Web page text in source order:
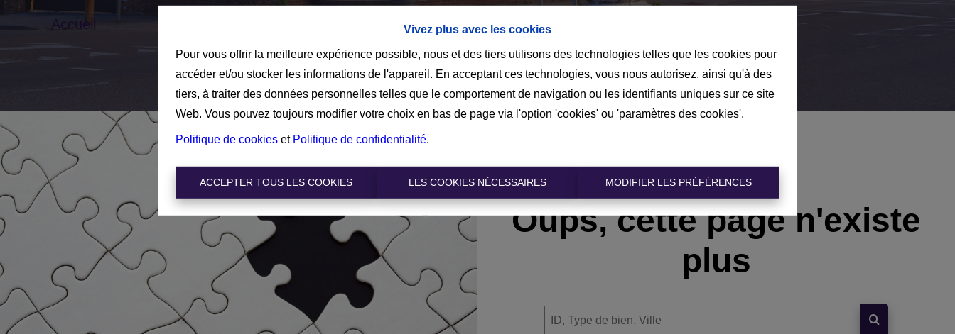
Vivez plus avec les cookies
Pour vous offrir la meilleure expérience possible, nous et des tiers utilisons des technologies telles que les cookies pour
accéder et/ou stocker les informations de l'appareil. En acceptant ces technologies, vous nous autorisez, ainsi qu'à des
tiers, à traiter des données personnelles telles que le comportement de navigation ou les identifiants uniques sur ce site
Web. Vous pouvez toujours modifier votre choix en bas de page via l'option 'cookies' ou 'paramètres des cookies'.
Politique de cookies et Politique de confidentialité.
ACCEPTER TOUS LES COOKIES LES COOKIES NÉCESSAIRES MODIFIER LES PRÉFÉRENCES
Accueil
Oups, cette page n'existe
plus